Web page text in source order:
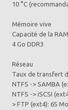
10 °C
Mémoire vive
Capacité de la RAM
4 Go DDR3
Réseau
Taux de transfert
NTFS -> SAMBA
NTFS -> iSCSI
> FTP (ext4): 65